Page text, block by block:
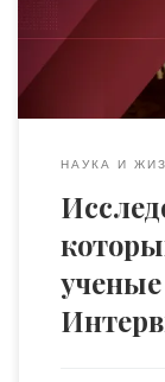
поднимем
НАУКА И